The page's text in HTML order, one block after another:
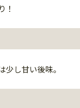
！
し甘い後味。